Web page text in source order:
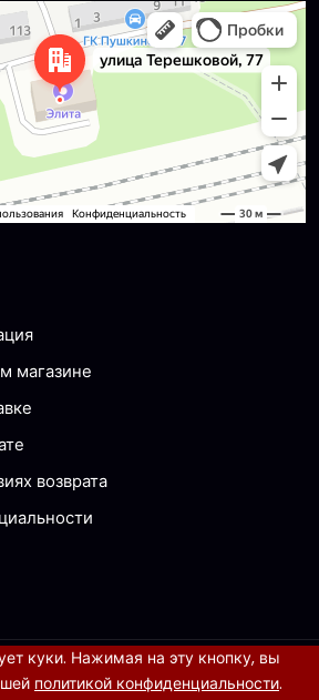
куки. Нажимая на эту кнопку, вы
политикой конфиденциальности.
Yandex Maps
магазине
возврата
все права защищены